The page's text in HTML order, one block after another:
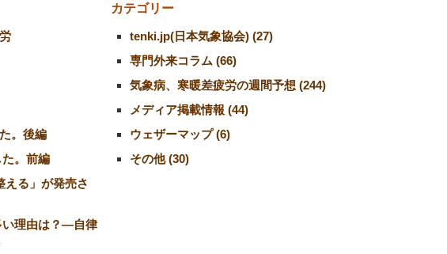
。後編
。前編
る」が発売さ
い理由は？―自律
カテゴリー
tenki.jp(日本気象協会) (27)
専門外来コラム (66)
気象病、寒暖差疲労の週間予想 (244)
メディア掲載情報 (44)
ウェザーマップ (6)
その他 (30)